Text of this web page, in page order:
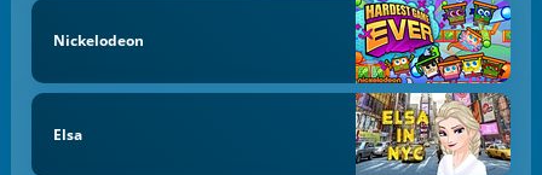
Nickelodeon
Elsa